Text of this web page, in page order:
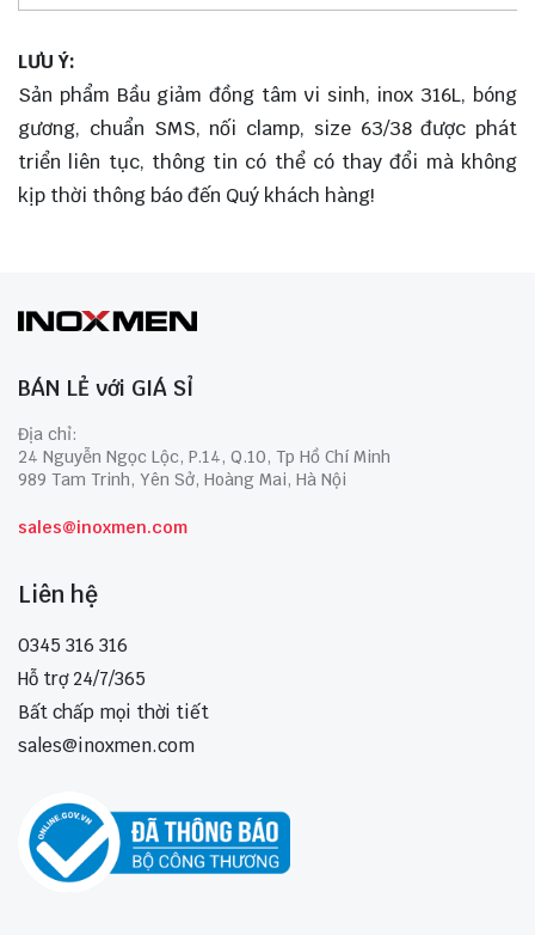
LƯU Ý:
Sản phẩm Bầu giảm đồng tâm vi sinh, inox 316L, bóng
gương, chuẩn SMS, nối clamp, size 63/38 được phát
triển liên tục, thông tin có thể có thay đổi mà không
kịp thời thông báo đến Quý khách hàng!
BÁN LẺ với GIÁ SỈ
Địa chỉ:
24 Nguyễn Ngọc Lộc, P.14, Q.10, Tp Hồ Chí Minh
989 Tam Trinh, Yên Sở, Hoàng Mai, Hà Nội
sales@inoxmen.com
Liên hệ
0345 316 316
Hỗ trợ 24/7/365
Bất chấp mọi thời tiết
sales@inoxmen.com